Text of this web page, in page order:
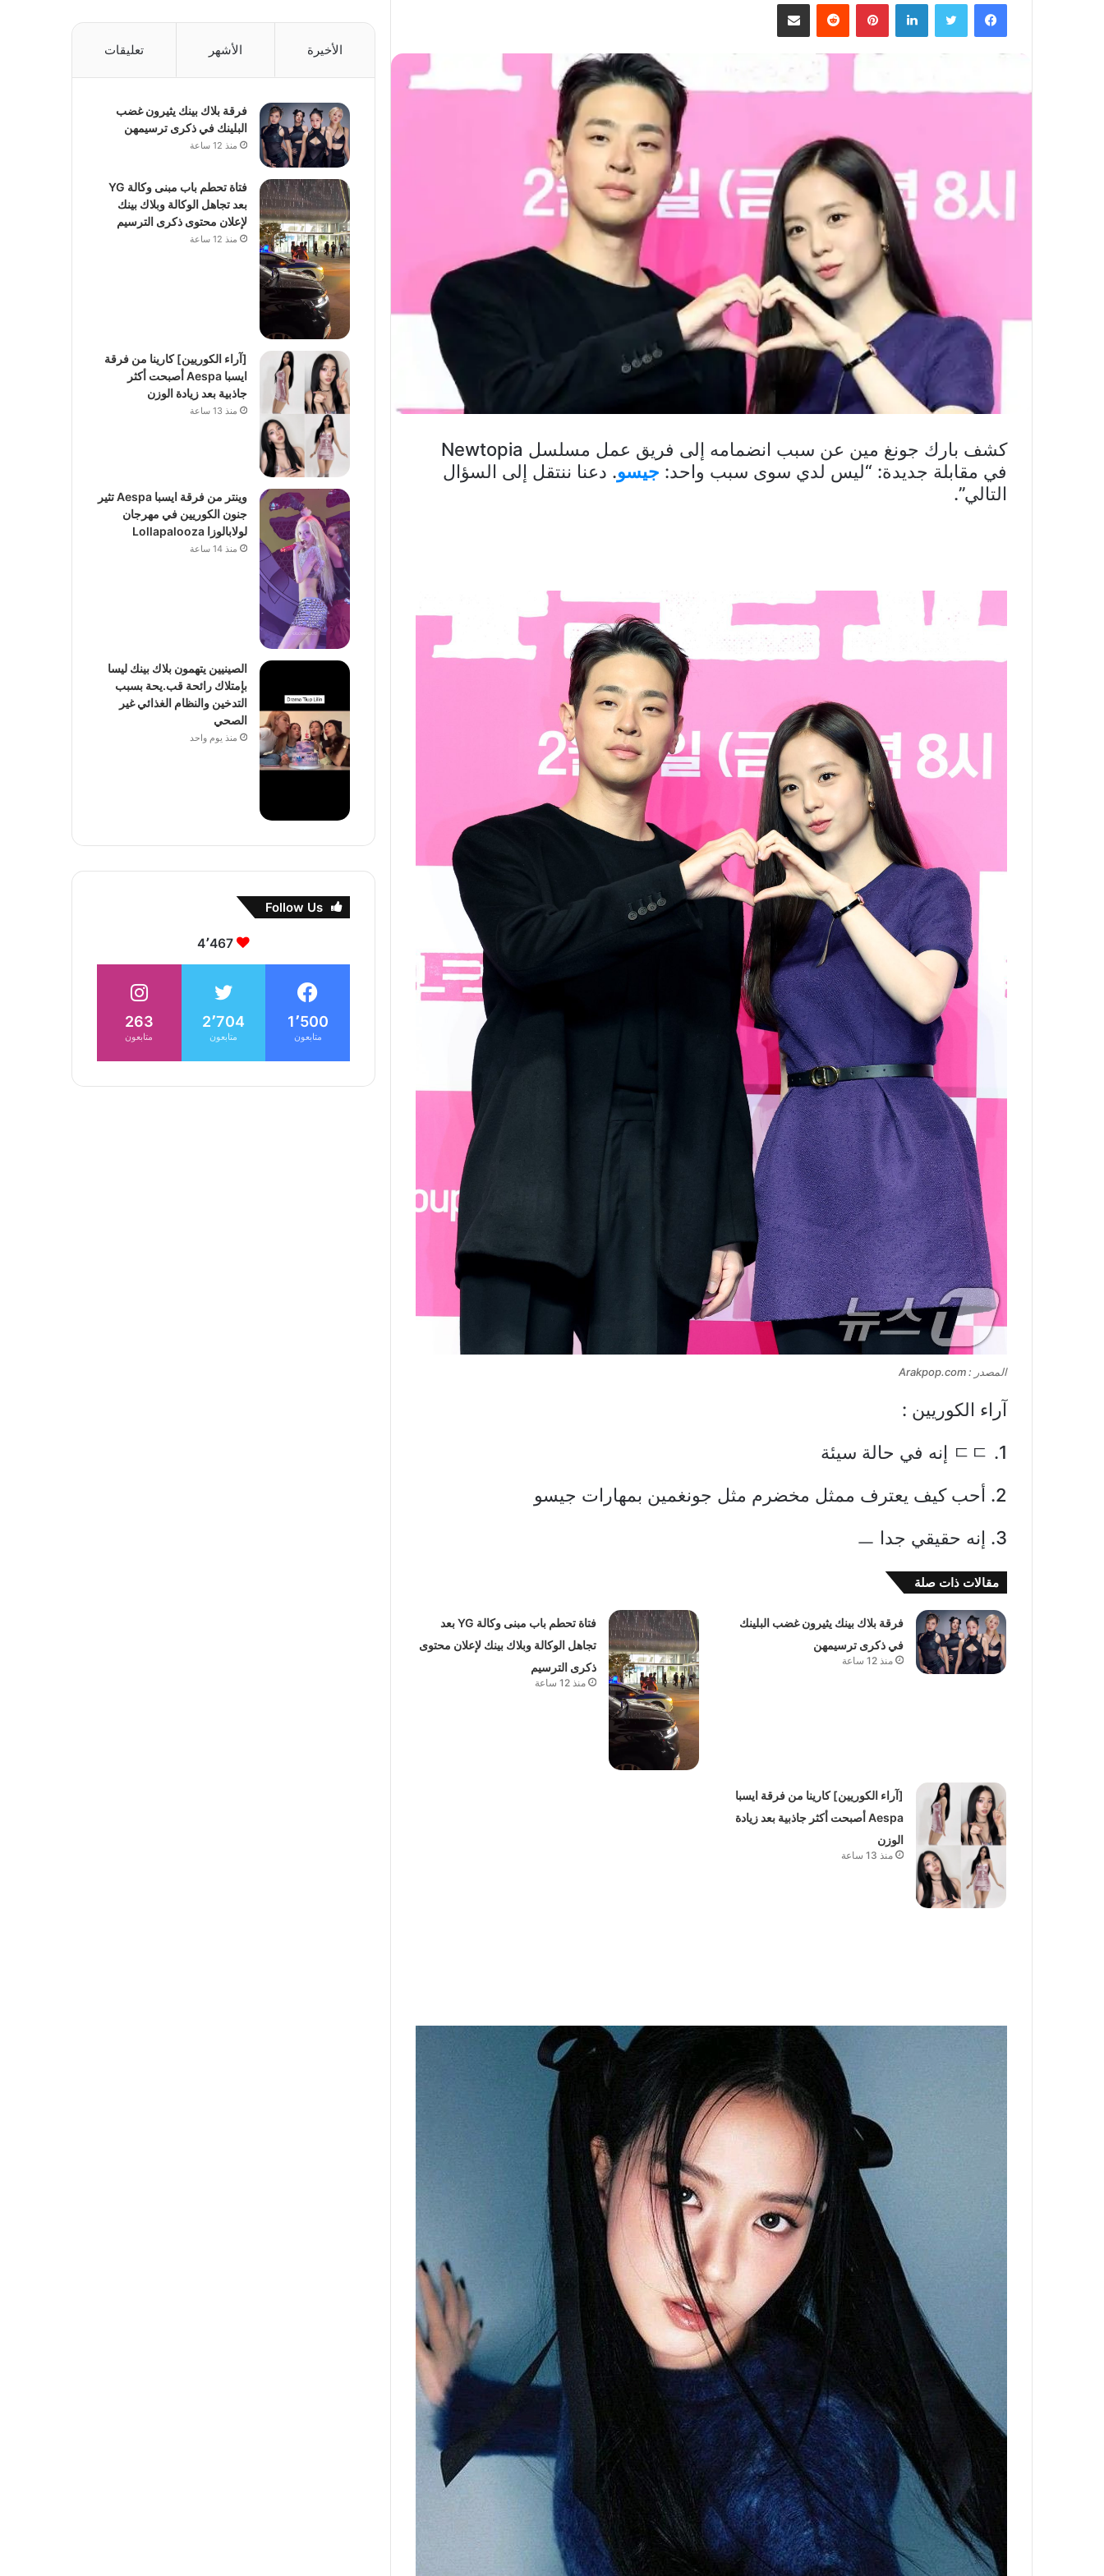
فيسبوك تويتر لينكدإن بينتيريست مشاركة عبر البريد
كشف بارك جونغ مين عن سبب انضمامه إلى فريق عمل مسلسل Newtopia
في مقابلة جديدة: “ليس لدي سوى سبب واحد: جيسو. دعنا ننتقل إلى السؤال
التالي”.
المصدر : Arakpop.com
آراء الكوريين :
1. ㄷㄷ إنه في حالة سيئة
2. أحب كيف يعترف ممثل مخضرم مثل جونغمين بمهارات جيسو
3. إنه حقيقي جدا ㅡ
مقالات ذات صلة
فرقة بلاك بينك يثيرون غضب البلينك
في ذكرى ترسيمهن
منذ 12 ساعة
فتاة تحطم باب مبنى وكالة YG بعد
تجاهل الوكالة وبلاك بينك لإعلان محتوى
ذكرى الترسيم
منذ 12 ساعة
[آراء الكوريين] كارينا من فرقة ايسبا
Aespa أصبحت أكثر جاذبية بعد زيادة
الوزن
منذ 13 ساعة
الأخيرة الأشهر تعليقات
فرقة بلاك بينك يثيرون غضب
البلينك في ذكرى ترسيمهن
منذ 12 ساعة
فتاة تحطم باب مبنى وكالة YG
بعد تجاهل الوكالة وبلاك بينك
لإعلان محتوى ذكرى الترسيم
منذ 12 ساعة
[آراء الكوريين] كارينا من فرقة
ايسبا Aespa أصبحت أكثر
جاذبية بعد زيادة الوزن
منذ 13 ساعة
وينتر من فرقة ايسبا Aespa تثير
جنون الكوريين في مهرجان
لولابالوزا Lollapalooza
منذ 14 ساعة
الصينيين يتهمون بلاك بينك ليسا
بإمتلاك رائحة قب.يحة بسبب
التدخين والنظام الغذائي غير
الصحي
منذ يوم واحد
Follow Us
4٬467
1٬500
متابعون
2٬704
متابعون
263
متابعون